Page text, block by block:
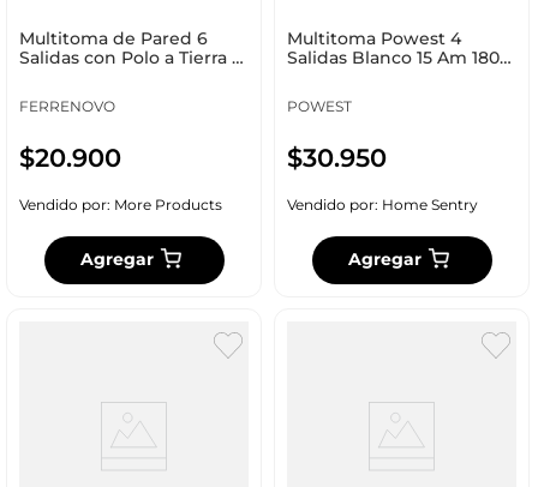
Multitoma de Pared 6
Salidas con Polo a Tierra /
FERRENOVO
$20.900
Vendido por: More Products
Agregar
Multitoma Powest 4
Salidas Blanco 15 Am 1800
POWEST
$30.950
Vendido por: Home Sentry
Agregar